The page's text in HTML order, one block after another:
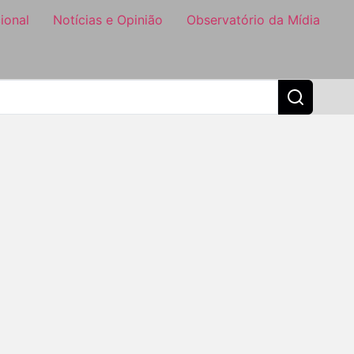
Notícias e Opinião Observatório da Mídia